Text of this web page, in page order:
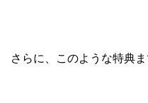
さらに、このような特典